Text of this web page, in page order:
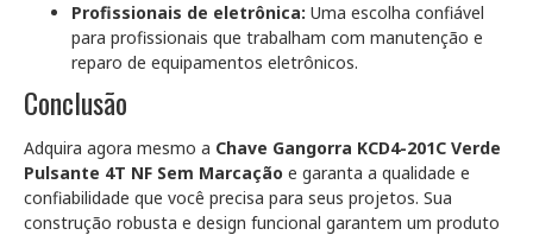
Profissionais de eletrônica: Uma escolha confiável
para profissionais que trabalham com manutenção e
reparo de equipamentos eletrônicos.
Conclusão
Adquira agora mesmo a Chave Gangorra KCD4-201C Verde
Pulsante 4T NF Sem Marcação e garanta a qualidade e
confiabilidade que você precisa para seus projetos. Sua
construção robusta e design funcional garantem um produto